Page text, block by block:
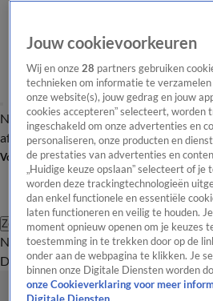
Nieuws van de DagOpinie van de Dag
afleveringVideo's Nieuws van de Dag
Volg Nieuws van de Dag
Zoeken
Nieuws van de DagOpinie van de
Dag
Video'sUitzendingen Podcast
Jouw cookievoorkeuren
Wij en onze28 partners gebruiken
technieken om informatie te
onze website(s), jouw gedrag en jouw
cookies accepteren” selecteert, worden
ingeschakeld om onze advertenties en
personaliseren, onze producten en
de prestaties van advertenties en
„Huidige keuze opslaan” selecteert of
worden deze trackingtechnologieën
dan enkel functionele en essentiële
laten functioneren en veilig te houden.
moment opnieuw openen om je keuzes
toestemming in te trekken door op de
onder aan de webpagina te klikken. Je
binnen onze Digitale Diensten worden
onze Cookieverklaring voor meer